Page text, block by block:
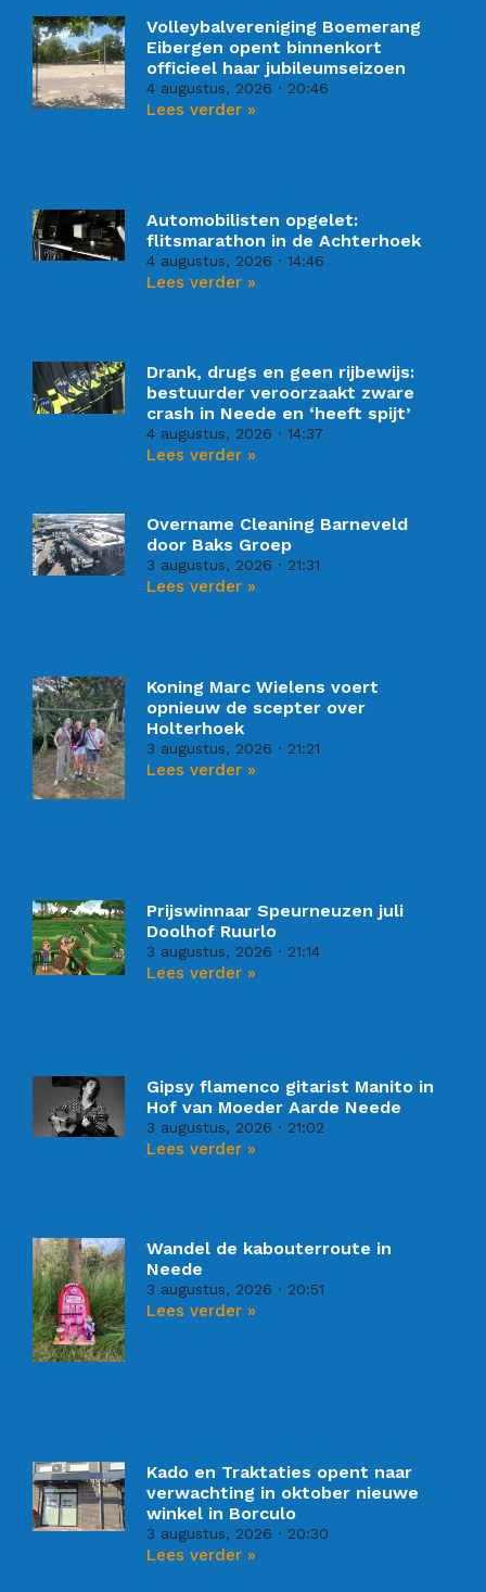
Volleybalvereniging Boemerang
Eibergen opent binnenkort
officieel haar jubileumseizoen
4 augustus, 2026 20:46
Lees verder »
Automobilisten opgelet:
flitsmarathon in de Achterhoek
4 augustus, 2026 14:46
Lees verder »
Drank, drugs en geen rijbewijs:
bestuurder veroorzaakt zware
crash in Neede en ‘heeft spijt’
4 augustus, 2026 14:37
Lees verder »
Overname Cleaning Barneveld
door Baks Groep
3 augustus, 2026 21:31
Lees verder »
Koning Marc Wielens voert
opnieuw de scepter over
Holterhoek
3 augustus, 2026 21:21
Lees verder »
Prijswinnaar Speurneuzen juli
Doolhof Ruurlo
3 augustus, 2026 21:14
Lees verder »
Gipsy flamenco gitarist Manito in
Hof van Moeder Aarde Neede
3 augustus, 2026 21:02
Lees verder »
Wandel de kabouterroute in
Neede
3 augustus, 2026 20:51
Lees verder »
Kado en Traktaties opent naar
verwachting in oktober nieuwe
winkel in Borculo
3 augustus, 2026 20:30
Lees verder »